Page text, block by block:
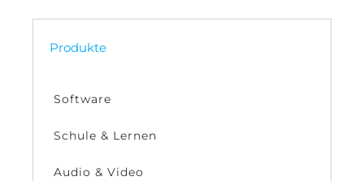
Produkte
Software
Schule & Lernen
Audio & Video